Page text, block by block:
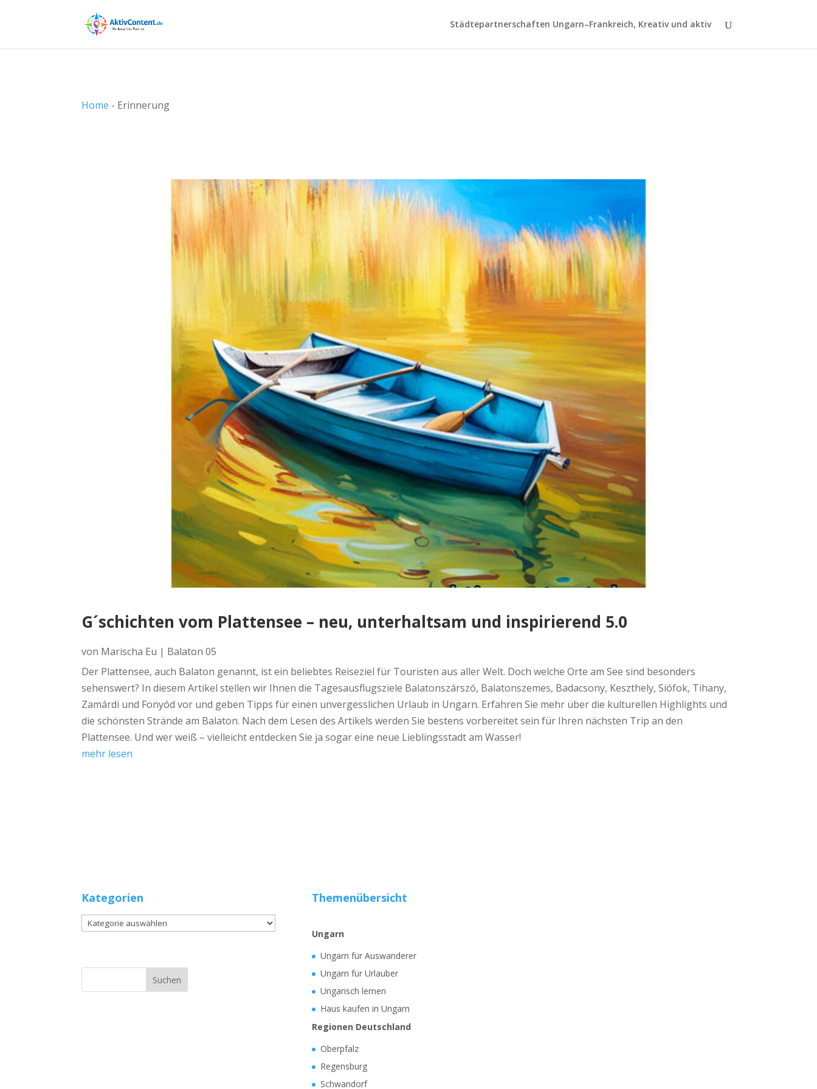
Städtepartnerschaften Ungarn–Frankreich, Kreativ und aktiv
Home - Erinnerung
G´schichten vom Plattensee – neu, unterhaltsam und inspirierend 5.0
von Marischa Eu | Balaton 05
Der Plattensee, auch Balaton genannt, ist ein beliebtes Reiseziel für Touristen aus aller Welt. Doch welche Orte am See sind besonders
sehenswert? In diesem Artikel stellen wir Ihnen die Tagesausflugsziele Balatonszárszó, Balatonszemes, Badacsony, Keszthely, Siófok, Tihany,
Zamárdi und Fonyód vor und geben Tipps für einen unvergesslichen Urlaub in Ungarn. Erfahren Sie mehr über die kulturellen Highlights und
die schönsten Strände am Balaton. Nach dem Lesen des Artikels werden Sie bestens vorbereitet sein für Ihren nächsten Trip an den
Plattensee. Und wer weiß – vielleicht entdecken Sie ja sogar eine neue Lieblingsstadt am Wasser!
mehr lesen
Kategorien
Kategorien
Themenübersicht
Ungarn
Ungarn für Auswanderer
Ungarn für Urlauber
Ungarisch lernen
Haus kaufen in Ungarn
Regionen Deutschland
Oberpfalz
Regensburg
Schwandorf